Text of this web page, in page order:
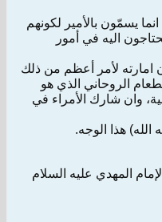
انما يسمّون بالأمير لكونهم
اليه في أمور
امارته لأمر أعظم من ذلك
الروحاني الذي هو
وان شارك الأمراء في
هذا الوجه.
المهدي عليه السلام